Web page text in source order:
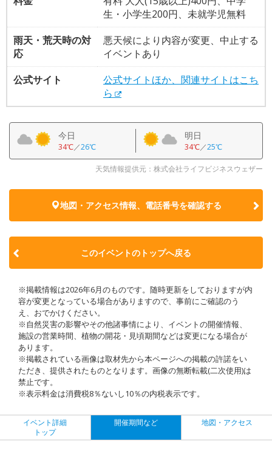
生・小学生200円、未就学児無料
雨天・荒天時の対
応
悪天候により内容が変更、中止する
イベントあり
公式サイト
公式サイトほか、関連サイトはこち
ら
今日
34℃／26℃
明日
34℃／25℃
天気情報提供元：株式会社ライフビジネスウェザー
地図・アクセス情報、電話番号を確認する
このイベントのトップへ戻る
※掲載情報は2026年6月のものです。随時更新をしておりますが内
容が変更となっている場合がありますので、事前にご確認のう
え、おでかけください。
※自然災害の影響やその他諸事情により、イベントの開催情報、
施設の営業時間、植物の開花・見頃期間などは変更になる場合が
あります。
※掲載されている画像は取材先から本ページへの掲載の許諾をい
ただき、提供されたものとなります。画像の無断転載(二次使用)は
禁止です。
※表示料金は消費税8％ないし10％の内税表示です。
イベント詳細
トップ
開催期間など 地図・アクセス